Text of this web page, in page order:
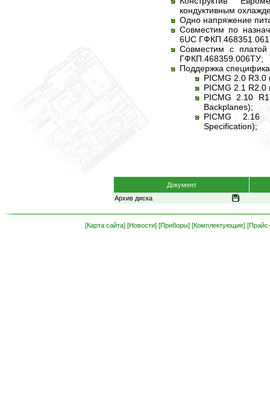
кондуктивным
Одно напряжение
Совместим по
6UC
Совместим с платой
ГФКП.468359.006ТУ;
Поддержка
PICMG 2.0 R3.0
PICMG 2.1 R2.0
PICMG 2.10
Backplanes);
PICMG 2.16
Specification);
Документ
Архив диска
[Карта сайта] [Новости] [Приборы] [Комплектующие]